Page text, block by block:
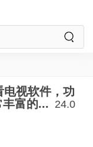
视软件，功
富的... 24.0